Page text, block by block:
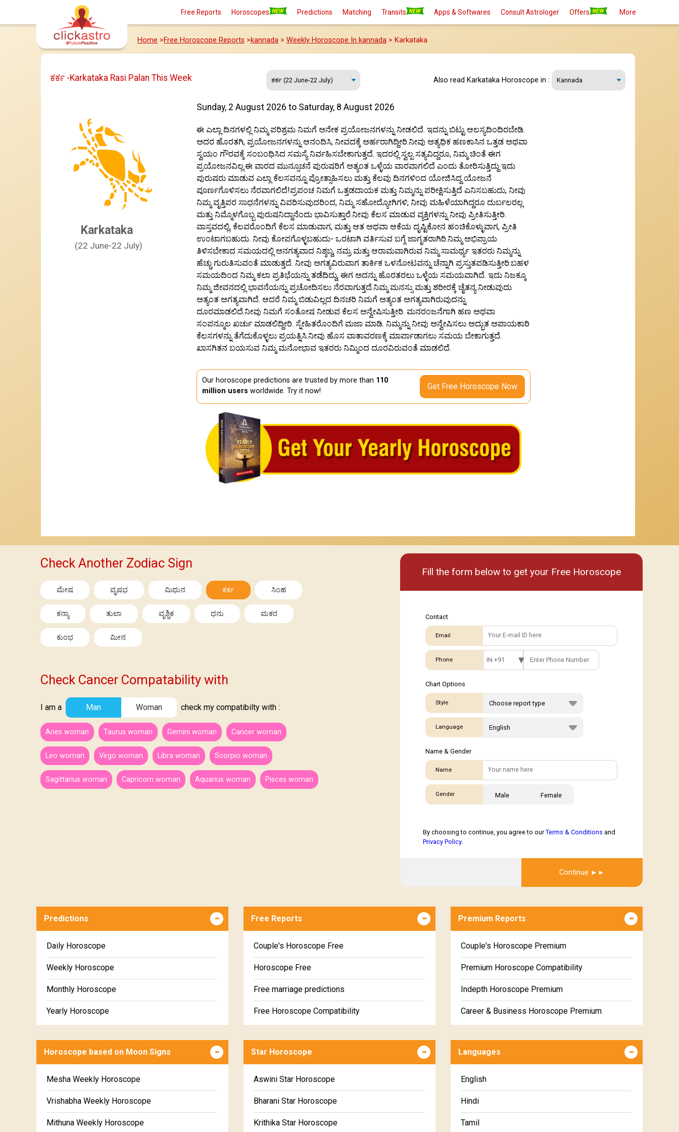
Free Reports Horoscopes Predictions Matching Transits Apps & Softwares Consult Astrologer Offers More
Home >Free Horoscope Reports >kannada > Weekly Horoscope In kannada > Karkataka
ಕರ್ಕ -Karkataka Rasi Palan This Week Also read Karkataka Horoscope in :
Karkataka
(22 June-22 July)
Sunday, 2 August 2026 to Saturday, 8 August 2026
ಈ ಎಲ್ಲಾ ದಿನಗಳಲ್ಲಿ ನಿಮ್ಮ ಪರಿಶ್ರಮ ನಿಮಗೆ ಅನೇಕ ಪ್ರಯೋಜನಗಳನ್ನು ನೀಡಲಿದೆ. ಇದನ್ನು ಬಿಟ್ಟು ಆಲಸ್ಯದಿಂದಿರಬೇಡಿ.
ಅದರ ಹೊರತಗಿ, ಪ್ರಯೋಜನಗಳನ್ನು ಆನಂದಿಸಿ, ನೀವದಕ್ಕೆ ಅರ್ಹರಾಗಿದ್ದೀರಿ.ನೀವು ಅತ್ಯಧಿಕ ಹಣಕಾಸಿನ ಒತ್ತಡ ಅಥವಾ
ಸ್ವಯಂ ಗೌರವಕ್ಕೆ ಸಂಬಂಧಿಸಿದ ಸಮಸ್ಯೆ ನಿರ್ವಹಿಸಬೇಕಾಗುತ್ತದೆ. ಇದರಲ್ಲಿ ಸ್ವಲ್ಪ ಸತ್ಯವಿದ್ದರೂ, ನಿಮ್ಮ ಚಿಂತೆ ಈಗ
ಪ್ರಯೋಜನವಿಲ್ಲ.ಈ ವಾರದ ಮುನ್ಸೂಚನೆ ಪುರುಷರಿಗೆ ಅತ್ಯಂತ ಒಳ್ಳೆಯ ವಾರವಾಗಲಿದೆ ಎಂದು ತೋರಿಸುತ್ತಿದ್ದು ಇದು
ಪುರುಷರು ಮಾಡುವ ಎಲ್ಲಾ ಕೆಲಸವನ್ನೂ ಪ್ರೋತ್ಸಾಹಿಸಲು ಮತ್ತು ಕೆಲವು ದಿನಗಳಿಂದ ಯೋಜಿಸಿದ್ದ ಯೋಜನೆ
ಪೂರ್ಣಗೊಳಿಸಲು ನೆರವಾಗಲಿದೆ!ಪ್ರಪಂಚ ನಿಮಗೆ ಒತ್ತಡದಾಯಕ ಮತ್ತು ನಿಮ್ಮನ್ನು ಪರೀಕ್ಷಿಸುತ್ತಿದೆ ಎನಿಸಬಹುದು, ನೀವು
ನಿಮ್ಮ ವೃತ್ತಿಪರ ಸಾಧನೆಗಳನ್ನು ವಿವರಿಸುವುದರಿಂದ, ನಿಮ್ಮ ಸಹೋದ್ಯೋಗಿಗಳಿ, ನೀವು ಮಹಿಳೆಯಾಗಿದ್ದರೂ ದುರ್ಬಲರಲ್ಲ
ಮತ್ತು ನಿಮ್ಮೊಳಗೊಬ್ಬ ಪುರುಷನಿದ್ದಾನೆಂದು ಭಾವಿಸುತ್ತಾರೆ.ನೀವು ಕೆಲಸ ಮಾಡುವ ವ್ಯಕ್ತಿಗಳನ್ನು ನೀವು ಪ್ರೀತಿಸುತ್ತೀರಿ.
ವಾಸ್ತವದಲ್ಲಿ, ಕೆಲವರೊಂದಿಗೆ ಕೆಲಸ ಮಾಡುವಾಗ, ಮತ್ತು ಆತ ಅಥವಾ ಆಕೆಯ ದೃಷ್ಟಿಕೋನ ಹಂಚಿಕೊಳ್ಳುವಾಗ, ಪ್ರೀತಿ
ಉಂಟಾಗಬಹುದು. ನೀವು ಕೋಪಗೊಳ್ಳಬಹುದು- ಒರಟಾಗಿ ವರ್ತಿಸುವ ಬಗ್ಗೆ ಜಾಗೃತರಾಗಿರಿ.ನಿಮ್ಮ ಅಭಿಪ್ರಾಯ
ತಿಳಿಸಬೇಕಾದ ಸಮಯದಲ್ಲಿ ಅನಗತ್ಯವಾದ ನಿಶ್ಶಬ್ದ, ನಮ್ರ ಮತ್ತು ಆರಾಮವಾಗಿರುವ ನಿಮ್ಮ ಸಾಮರ್ಥ್ಯ ಇತರರು ನಿಮ್ಮನ್ನು
ಹೆಚ್ಚು ಗುರುತಿಸುವಂತೆ ಮಾಡುತ್ತದೆ. ನೀವು ಅಗತ್ಯವಿರುವಾಗ ತಾರ್ಕಿಕ ಒಳನೋಟವನ್ನು ಚೆನ್ನಾಗಿ ಪ್ರಸ್ತುತಪಡಿಸುತ್ತೀರಿ.ಬಹಳ
ಸಮಯದಿಂದ ನಿಮ್ಮ ಕಲಾ ಪ್ರತಿಭೆಯನ್ನು ತಡೆದಿದ್ದು, ಈಗ ಅದನ್ನು ಹೊರತರಲು ಒಳ್ಳೆಯ ಸಮಯವಾಗಿದೆ. ಇದು ನಿಜಕ್ಕೂ
ನಿಮ್ಮ ಜೀವನದಲ್ಲಿ ಭಾವನೆಯನ್ನು ಪ್ರಚೋದಿಸಲು ನೆರವಾಗುತ್ತದೆ.ನಿಮ್ಮ ಮನಸ್ಸು ಮತ್ತು ಶರೀರಕ್ಕೆ ಚೈತನ್ಯ ನೀಡುವುದು
ಅತ್ಯಂತ ಅಗತ್ಯವಾಗಿದೆ. ಆದರೆ ನಿಮ್ಮ ಬಿಡುವಿಲ್ಲದ ದಿನಚರಿ ನಿಮಗೆ ಅತ್ಯಂತ ಅಗತ್ಯವಾಗಿರುವುದನ್ನು
ದೂರಮಾಡಲಿದೆ.ನೀವು ನಿಮಗೆ ಸಂತೋಷ ನೀಡುವ ಕೆಲಸ ಅನ್ವೇಷಿಸುತ್ತೀರಿ. ಮನರಂಜನೆಗಾಗಿ ಹಣ ಅಥವಾ
ಸಂಪನ್ಮೂಲ ಖರ್ಚು ಮಾಡಲಿದ್ದೀರಿ. ಸ್ನೇಹಿತರೊಂದಿಗೆ ಮಜಾ ಮಾಡಿ. ನಿಮ್ಮನ್ನು ನೀವು ಅನ್ವೇಷಿಸಲು ಅದ್ಭುತ ಅಪಾಯಕಾರಿ
ಕೆಲಸಗಳನ್ನು ತೆಗೆದುಕೊಳ್ಳಲು ಪ್ರಯತ್ನಿಸಿ.ನೀವು ಹೊಸ ವಾತಾವರಣಕ್ಕೆ ಮಾರ್ಪಾಡಾಗಲು ಸಮಯ ಬೇಕಾಗುತ್ತದೆ.
ಖಾಸಗಿತನ ಬಯಸುವ ನಿಮ್ಮ ಮನೋಭಾವ ಇತರರು ನಿಮ್ಮಿಂದ ದೂರವಿರುವಂತೆ ಮಾಡಲಿದೆ.
Our horoscope predictions are trusted by more than 110
million users worldwide. Try it now! Get Free Horoscope Now
Check Another Zodiac Sign
ಮೇಷ ವೃಷಭ ಮಿಥುನ ಕರ್ಕ ಸಿಂಹ
ಕನ್ಯಾ ತುಲಾ ವೃಶ್ಚಿಕ ಧನು ಮಕರ
ಕುಂಭ ಮೀನ
Check Cancer Compatability with
I am a Man Woman check my compatibilty with :
Aries woman Taurus woman Gemini woman Cancer woman
Leo woman Virgo woman Libra woman Scorpio woman
Sagittarius woman Capricorn woman Aquarius woman Pisces woman
Contact
Email
Phone IN +91
Chart Options
Style
Language
Name & Gender
Name
Gender Male Female
By choosing to continue, you agree to ourTerms & Conditions and
Privacy Policy.
Continue
Get Report
Fill the form below to get your Free Horoscope
Predictions
Daily Horoscope
Weekly Horoscope
Monthly Horoscope
Yearly Horoscope
Free Reports
Couple's Horoscope Free
Horoscope Free
Free marriage predictions
Free Horoscope Compatibility
Wealth & Fortune Horoscope Free
Free Daily Rashiphal
Free Weekly Rashifal
Free Star Horoscope
Premium Reports
Couple's Horoscope Premium
Premium Horoscope Compatibility
Indepth Horoscope Premium
Career & Business Horoscope Premium
Marriage Horoscope Premium
Premium Gem Recommendation Report
Premium Ugadi Prediction
Premium Yoga Predictions
Horoscope based on Moon Signs
Mesha Weekly Horoscope
Vrishabha Weekly Horoscope
Mithuna Weekly Horoscope
Star Horoscope
Aswini Star Horoscope
Bharani Star Horoscope
Krithika Star Horoscope
Languages
English
Hindi
Tamil